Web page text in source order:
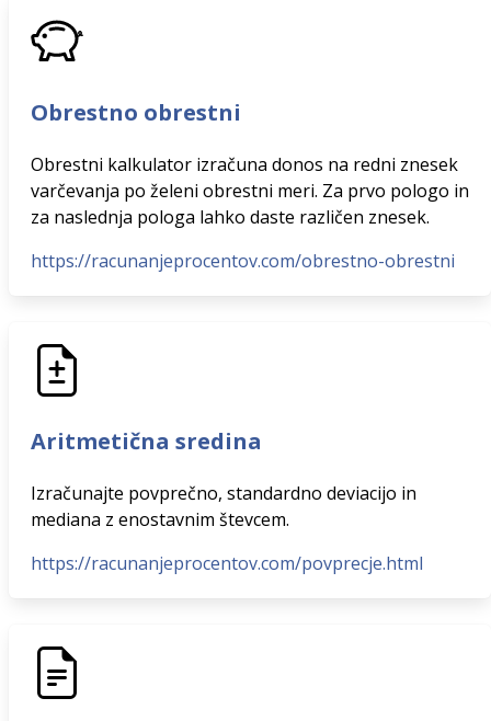
Obrestno obrestni
Obrestni kalkulator izračuna donos na redni znesek
varčevanja po želeni obrestni meri. Za prvo pologo in
za naslednja pologa lahko daste različen znesek.
https://racunanjeprocentov.com/obrestno-obrestni
Aritmetična sredina
Izračunajte povprečno, standardno deviacijo in
mediana z enostavnim števcem.
https://racunanjeprocentov.com/povprecje.html